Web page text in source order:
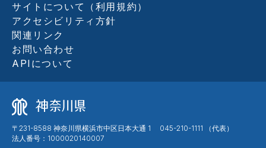
サイトについて（利用規約）
アクセシビリティ方針
関連リンク
お問い合わせ
APIについて
〒231-8588 神奈川県横浜市中区日本大通 1 045-210-1111 （代表）
法人番号：1000020140007